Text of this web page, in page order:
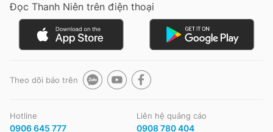
Đọc Thanh Niên trên điện thoại
Theo dõi báo trên
Hotline
0906 645 777
Liên hệ quảng cáo
0908 780 404